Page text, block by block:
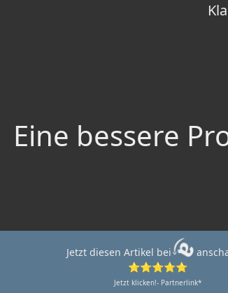
Eine bessere
Jetzt diesen Artikel bei
⭐⭐⭐⭐⭐
Jetzt klicken!- Partnerlink*